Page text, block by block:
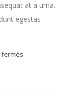
at a urna.
egestas
fermés